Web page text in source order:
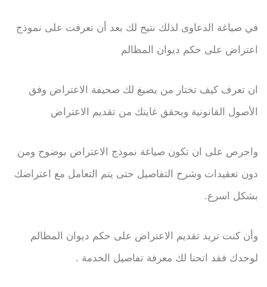
في صياغة الدعاوى لذلك نتيح لك بعد أن تعرفت على نموذج
اعتراض على حكم ديوان المظالم
ان تعرف كيف تختار من يصيغ لك صحيفة الاعتراض وفق
الأصول القانونية ويحقق غايتك من تقديم الاعتراض
واحرص على ان تكون صياغة نموذج الاعتراض بوضوح ومن
دون تعقيدات وشرح التفاصيل حتى يتم التعامل مع اعتراضك
بشكل اسرع.
وأن كنت تريد تقديم الاعتراض على حكم ديوان المظالم
لوحدك فقد اتحنا لك معرفة تفاصيل الخدمة .